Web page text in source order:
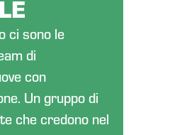
ci sono le
di
con
Un gruppo di
che credono nel